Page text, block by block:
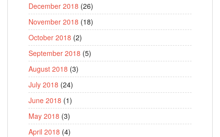
December 2018 (26)
November 2018 (18)
October 2018 (2)
September 2018 (5)
August 2018 (3)
July 2018 (24)
June 2018 (1)
May 2018 (3)
April 2018 (4)